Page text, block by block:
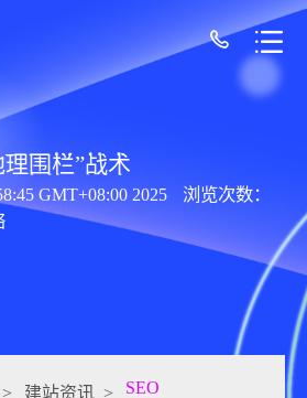
围栏”战术
GMT+08:00 2025
浏览次数：
> 建站资讯 > SEO